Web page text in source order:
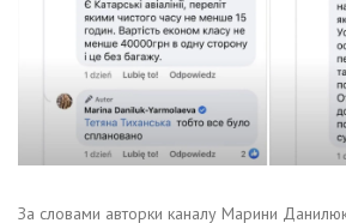
За словами авторки каналу Марини